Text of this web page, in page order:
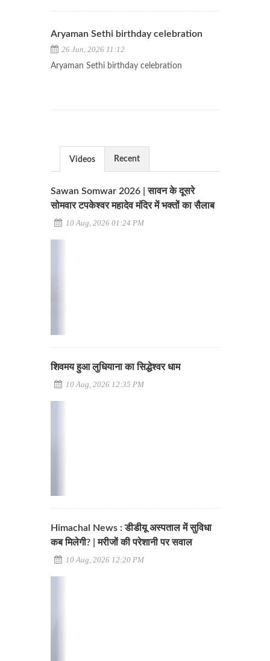
Aryaman Sethi birthday celebration
26 Jun, 2026 11:12
Aryaman Sethi birthday celebration
Videos Recent
Sawan Somwar 2026 | सावन के दूसरे
सोमवार टपकेश्वर महादेव मंदिर में भक्तों का सैलाब
10 Aug, 2026 01:24 PM
शिवमय हुआ लुधियाना का सिद्धेश्वर धाम
10 Aug, 2026 12:35 PM
Himachal News : डीडीयू अस्पताल में सुविधा
कब मिलेगी? | मरीजों की परेशानी पर सवाल
10 Aug, 2026 12:20 PM